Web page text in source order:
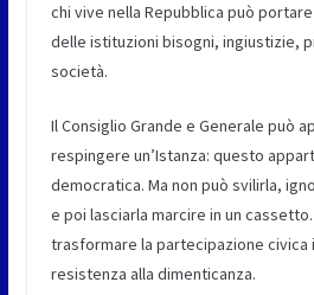
chi vive nella Repubblica può
delle istituzioni bisogni, ingiustizie,
società.
Il Consiglio Grande e Generale può
respingere un’Istanza: questo
democratica. Ma non può svilirla,
e poi lasciarla marcire in un
trasformare la partecipazione civica
resistenza alla dimenticanza.